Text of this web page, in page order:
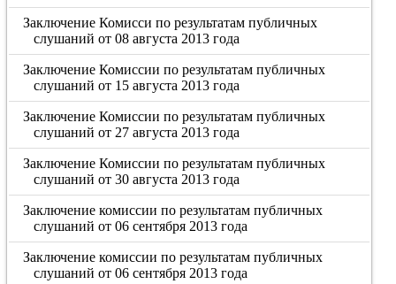
Заключение Комисси по результатам публичных
слушаний от 08 августа 2013 года
Заключение Комиссии по результатам публичных
слушаний от 15 августа 2013 года
Заключение Комиссии по результатам публичных
слушаний от 27 августа 2013 года
Заключение Комиссии по результатам публичных
слушаний от 30 августа 2013 года
Заключение комиссии по результатам публичных
слушаний от 06 сентября 2013 года
Заключение комиссии по результатам публичных
слушаний от 06 сентября 2013 года